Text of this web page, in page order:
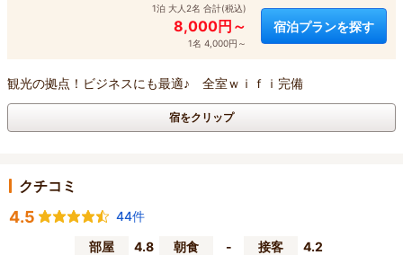
1泊 大人2名 合計(税込)
8,000円～
1名 4,000円～
宿泊プランを探す
観光の拠点！ビジネスにも最適♪ 全室ｗｉｆｉ完備
宿をクリップ
クチコミ
4.5
44件
部屋
4.8 朝食 - 接客
4.2